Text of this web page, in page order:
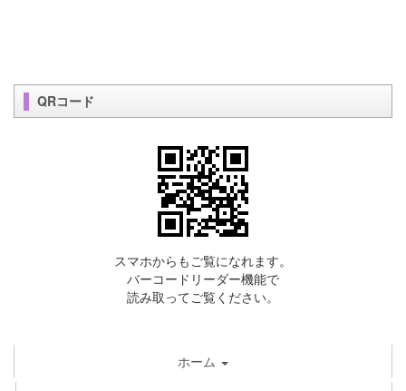
QRコード
スマホからもご覧になれます。
バーコードリーダー機能で
読み取ってご覧ください。
ホーム